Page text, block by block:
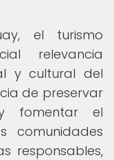
el turismo
relevancia
y cultural del
de preservar
fomentar el
comunidades
responsables,